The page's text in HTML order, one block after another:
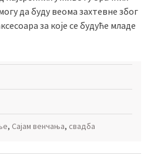
да буду веома захтевне због
за које се будуће младе
, Сајам венчања, свадба